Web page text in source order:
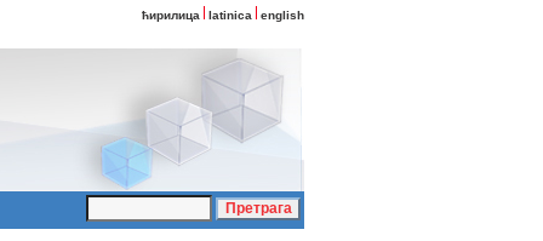
ћирилица latinica english